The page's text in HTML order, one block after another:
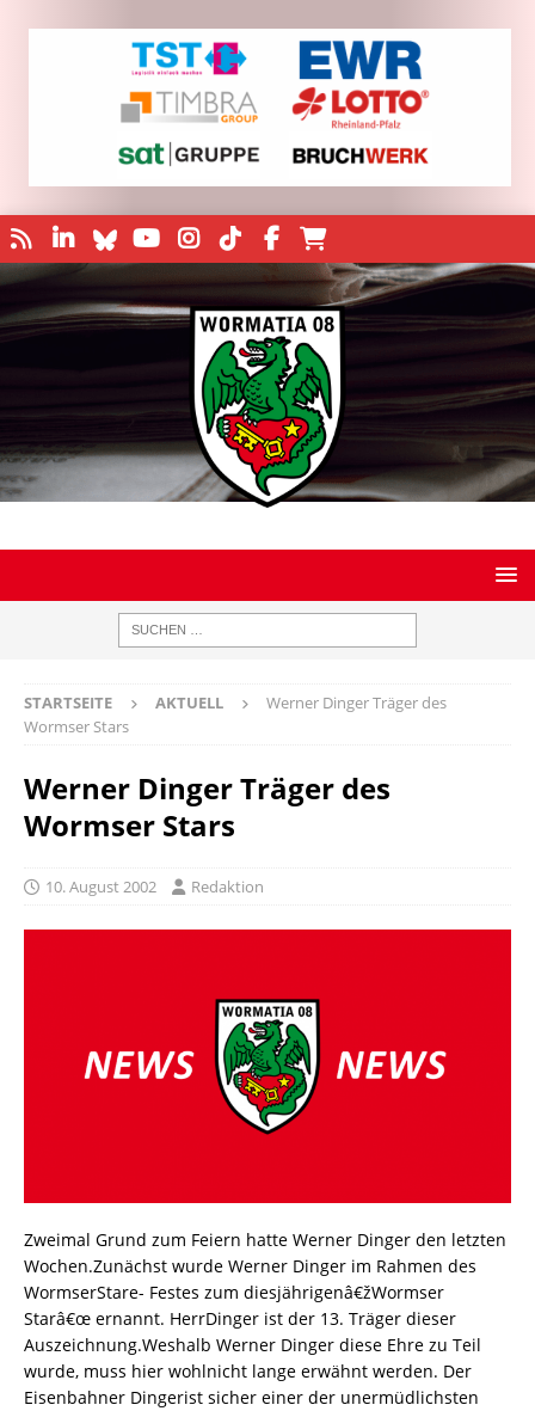
STARTSEITE AKTUELL
Werner Dinger Träger des
Wormser Stars
Werner Dinger Träger des
Wormser Stars
10. August 2002 Redaktion
Zweimal Grund zum Feiern hatte Werner Dinger den letzten
Wochen.Zunächst wurde Werner Dinger im Rahmen des
WormserStare- Festes zum diesjährigenâ€žWormser
Starâ€œ ernannt. HerrDinger ist der 13. Träger dieser
Auszeichnung.Weshalb Werner Dinger diese Ehre zu Teil
wurde, muss hier wohlnicht lange erwähnt werden. Der
Eisenbahner Dingerist sicher einer der unermüdlichsten